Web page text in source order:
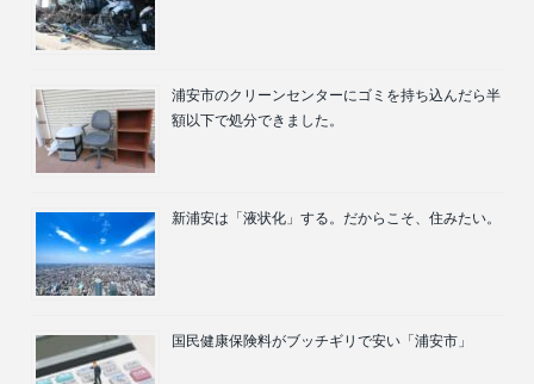
浦安市のクリーンセンターにゴミを持ち込んだら半
額以下で処分できました。
新浦安は「液状化」する。だからこそ、住みたい。
国民健康保険料がブッチギリで安い「浦安市」